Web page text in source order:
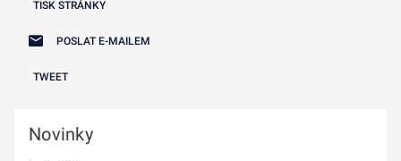
TISK STRÁNKY
POSLAT E-MAILEM
TWEET
Novinky